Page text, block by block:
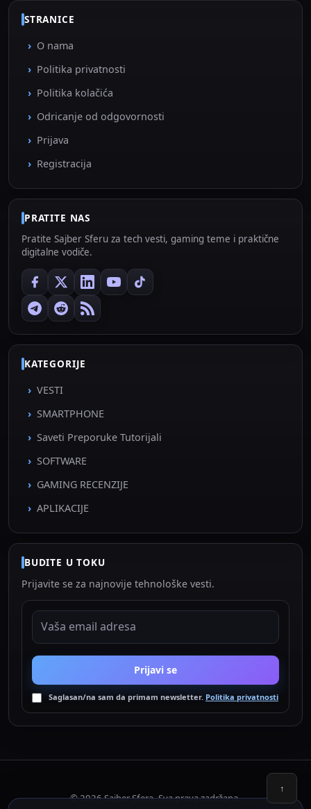
STRANICE
O nama
Politika privatnosti
Politika kolačića
Odricanje od odgovornosti
Prijava
Registracija
PRATITE NAS
Pratite Sajber Sferu za tech vesti, gaming teme i praktične
digitalne vodiče.
KATEGORIJE
VESTI
SMARTPHONE
Saveti Preporuke Tutorijali
SOFTWARE
GAMING RECENZIJE
APLIKACIJE
BUDITE U TOKU
Prijavite se za najnovije tehnološke vesti.
EMAIL ADRESA
Prijavi se
Saglasan/na sam da primam newsletter. Politika privatnosti
© 2026 Sajber Sfera. Sva prava zadržana.
↑